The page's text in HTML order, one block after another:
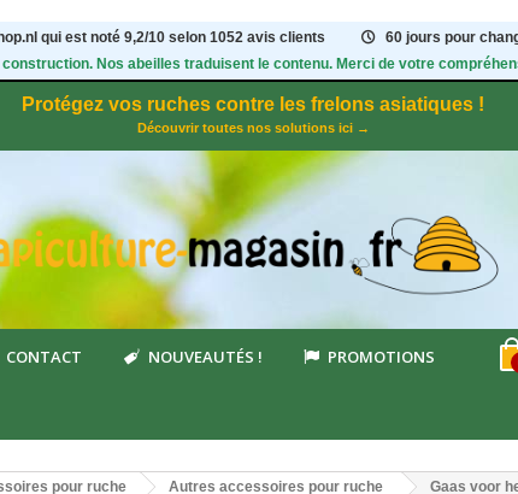
qui est noté 9,2/10 selon 1052avis clients 60 jours pour
construction. Nos abeilles traduisent le contenu. Merci de votre
Protégez vos ruches contre les frelons asiatiques !
Découvrir toutes nos solutions ici →
CONTACT NOUVEAUTÉS ! PROMOTIONS
pour ruche Autres accessoires pour ruche Gaas voor